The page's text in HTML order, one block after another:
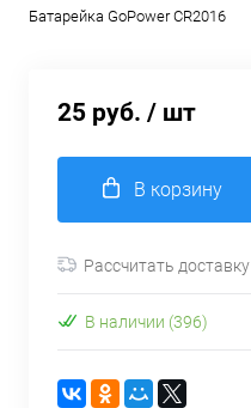
Батарейка GoPower CR2016
25 руб. / шт
В корзину
Рассчитать доставку
В наличии (396)